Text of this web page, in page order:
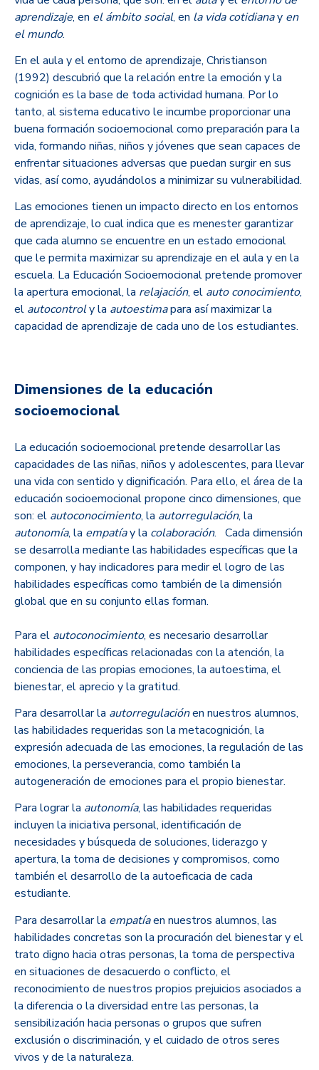
aprendizaje, en el ámbito social, en la vida cotidianay en
el mundo.
En el aula y el entorno de aprendizaje, Christianson
(1992) descubrió que la relación entre la emoción y la
cognición es la base de toda actividad humana. Por lo
tanto, al sistema educativo le incumbe proporcionar una
buena formación socioemocional como preparación para la
vida, formando niñas, niños y jóvenes que sean capaces de
enfrentar situaciones adversas que puedan surgir en sus
vidas, así como, ayudándolos a minimizar su vulnerabilidad.
Las emociones tienen un impacto directo en los entornos
de aprendizaje, lo cual indica que es menester garantizar
que cada alumno se encuentre en un estado emocional
que le permita maximizar su aprendizaje en el aula y en la
escuela. La Educación Socioemocional pretende promover
la apertura emocional, la relajación, el auto conocimiento,
el autocontroly la autoestimapara así maximizar la
capacidad de aprendizaje de cada uno de los estudiantes.
Dimensiones de la educación
socioemocional
La educación socioemocional pretende desarrollar las
capacidades de las niñas, niños y adolescentes, para llevar
una vida con sentido y dignificación. Para ello, el área de la
educación socioemocional propone cinco dimensiones, que
son: el autoconocimiento, la autorregulación, la
autonomía, la empatíay la colaboración. Cada dimensión
se desarrolla mediante las habilidades específicas que la
componen, y hay indicadores para medir el logro de las
habilidades específicas como también de la dimensión
global que en su conjunto ellas forman.
Para el autoconocimiento, es necesario desarrollar
habilidades específicas relacionadas con la atención, la
conciencia de las propias emociones, la autoestima, el
bienestar, el aprecio y la gratitud.
Para desarrollar la autorregulaciónen nuestros alumnos,
las habilidades requeridas son la metacognición, la
expresión adecuada de las emociones, la regulación de las
emociones, la perseverancia, como también la
autogeneración de emociones para el propio bienestar.
Para lograr la autonomía, las habilidades requeridas
incluyen la iniciativa personal, identificación de
necesidades y búsqueda de soluciones, liderazgo y
apertura, la toma de decisiones y compromisos, como
también el desarrollo de la autoeficacia de cada
estudiante.
Para desarrollar la empatíaen nuestros alumnos, las
habilidades concretas son la procuración del bienestar y el
trato digno hacia otras personas, la toma de perspectiva
en situaciones de desacuerdo o conflicto, el
reconocimiento de nuestros propios prejuicios asociados a
la diferencia o la diversidad entre las personas, la
sensibilización hacia personas o grupos que sufren
exclusión o discriminación, y el cuidado de otros seres
vivos y de la naturaleza.